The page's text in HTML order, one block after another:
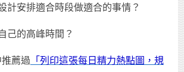
計安排適合時段做適合的事情？
己的高峰時間？
薦過 「列印這張每日精力熱點圖，規